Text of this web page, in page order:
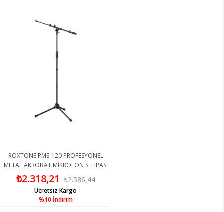
ROXTONE PMS-120 PROFESYONEL
METAL AKROBAT MİKROFON SEHPASI
₺2.318,21 ₺2.586,44
%10 İndirim
Ücretsiz Kargo